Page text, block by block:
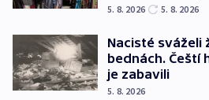
5. 8. 2026 5. 8. 2026
Nacisté sváželi
bednách. Čeští
je zabavili
5. 8. 2026